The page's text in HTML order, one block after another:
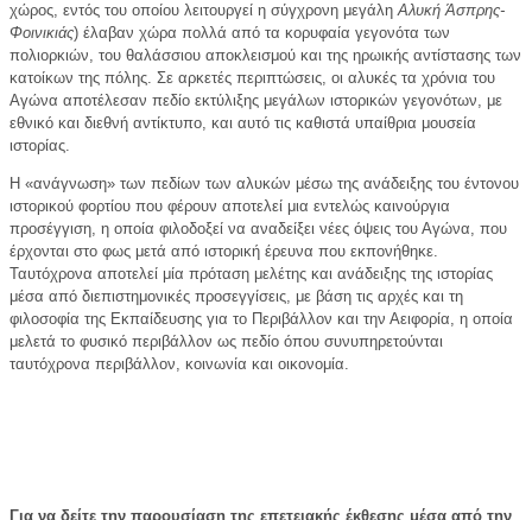
χώρος, εντός του οποίου λειτουργεί η σύγχρονη μεγάληΑλυκή Άσπρης-
Φοινικιάς) έλαβαν χώρα πολλά από τα κορυφαία γεγονότα των
πολιορκιών, του θαλάσσιου αποκλεισμού και της ηρωικής αντίστασης των
κατοίκων της πόλης. Σε αρκετές περιπτώσεις, οι αλυκές τα χρόνια του
Αγώνα αποτέλεσαν πεδίο εκτύλιξης μεγάλων ιστορικών γεγονότων, με
εθνικό και διεθνή αντίκτυπο, και αυτό τις καθιστά υπαίθρια μουσεία
ιστορίας.
Η «ανάγνωση» των πεδίων των αλυκών μέσω της ανάδειξης του έντονου
ιστορικού φορτίου που φέρουν αποτελεί μια εντελώς καινούργια
προσέγγιση, η οποία φιλοδοξεί να αναδείξει νέες όψεις του Αγώνα, που
έρχονται στο φως μετά από ιστορική έρευνα που εκπονήθηκε.
Ταυτόχρονα αποτελεί μία πρόταση μελέτης και ανάδειξης της ιστορίας
μέσα από διεπιστημονικές προσεγγίσεις, με βάση τις αρχές και τη
φιλοσοφία της Εκπαίδευσης για το Περιβάλλον και την Αειφορία, η οποία
μελετά το φυσικό περιβάλλον ως πεδίο όπου συνυπηρετούνται
ταυτόχρονα περιβάλλον, κοινωνία και οικονομία.
Για να δείτε την παρουσίαση της επετειακής έκθεσης μέσα από την